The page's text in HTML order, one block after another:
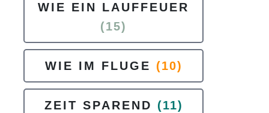
WIE EIN LAUFFEUER
(15)
WIE IM FLUGE (10)
ZEIT SPAREND (11)